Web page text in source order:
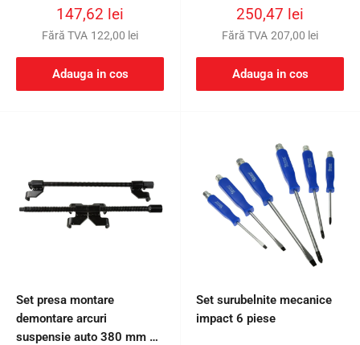
Preț
redus
147,62 lei
Fără TVA 122,00 lei
Adauga in cos
Preț
redus
250,47 lei
Fără TVA 207,00 lei
Adauga in cos
Set presa montare
demontare arcuri
suspensie auto 380 mm 38
Set surubelnite mecanice
impact 6 piese